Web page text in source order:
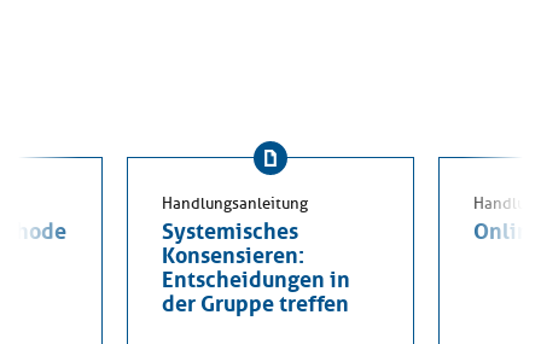
Handlungsanleitung
Systemisches
Konsensieren:
Entscheidungen in
der Gruppe treffen